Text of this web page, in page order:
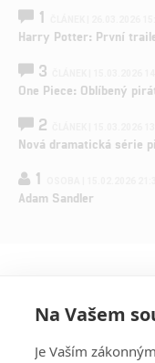
1
Harry Potter: První
3
One Piece: Oblíbený
2
Nová dramatická série
1
Adam Sandler
Na Vašem
Je Vaším